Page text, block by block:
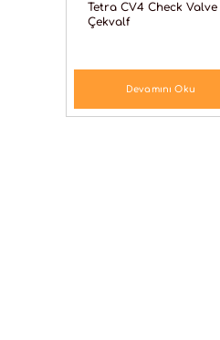
Tetra CV4 Check Valve
Çekvalf
Devamını Oku